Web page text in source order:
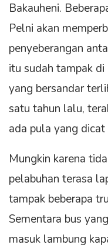
Bakauheni.
Pelni akan
penyeberangan
itu sudah tampak
yang bersandar
satu tahun lalu,
ada pula yang dicat
Mungkin karena
pelabuhan terasa
tampak beberapa
Sementara bus
masuk lambung